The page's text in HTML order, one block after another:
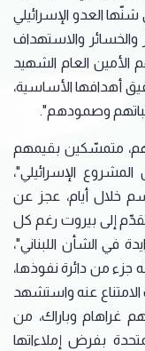
شنّها العدو الإسرائيلي
والاستهداف
العام الشهيد
أهدافها الأساسية،
وصمودهم".
متمسّكين بقيمهم
الإسرائيلي"،
خلال أيام، عجز عن
إلى بيروت رغم كل
في الشأن اللبناني"،
جزء من دائرة نفوذها،
عنه واستشهد
غراهام وباراك، من
بفرض إملاءاتها